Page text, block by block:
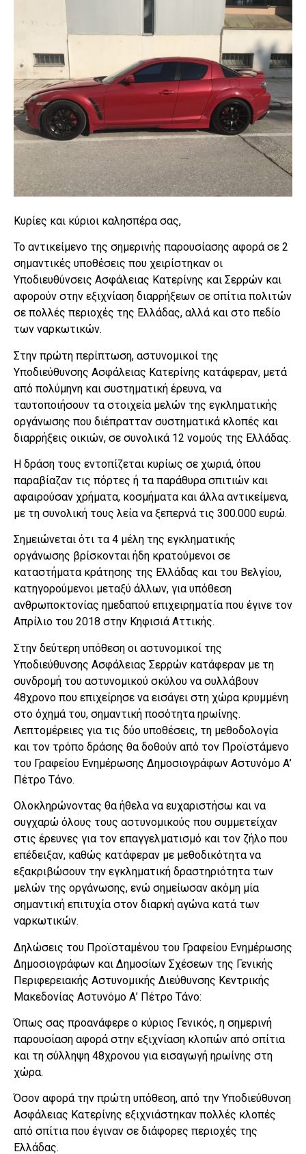
Κυρίες και κύριοι καλησπέρα σας,
Το αντικείμενο της σημερινής παρουσίασης αφορά σε 2
σημαντικές υποθέσεις που χειρίστηκαν οι
Υποδιευθύνσεις Ασφάλειας Κατερίνης και Σερρών και
αφορούν στην εξιχνίαση διαρρήξεων σε σπίτια πολιτών
σε πολλές περιοχές της Ελλάδας, αλλά και στο πεδίο
των ναρκωτικών.
Στην πρώτη περίπτωση, αστυνομικοί της
Υποδιεύθυνσης Ασφάλειας Κατερίνης κατάφεραν, μετά
από πολύμηνη και συστηματική έρευνα, να
ταυτοποιήσουν τα στοιχεία μελών της εγκληματικής
οργάνωσης που διέπρατταν συστηματικά κλοπές και
διαρρήξεις οικιών, σε συνολικά 12 νομούς της Ελλάδας.
Η δράση τους εντοπίζεται κυρίως σε χωριά, όπου
παραβίαζαν τις πόρτες ή τα παράθυρα σπιτιών και
αφαιρούσαν χρήματα, κοσμήματα και άλλα αντικείμενα,
με τη συνολική τους λεία να ξεπερνά τις 300.000 ευρώ.
Σημειώνεται ότι τα 4 μέλη της εγκληματικής
οργάνωσης βρίσκονται ήδη κρατούμενοι σε
καταστήματα κράτησης της Ελλάδας και του Βελγίου,
κατηγορούμενοι μεταξύ άλλων, για υπόθεση
ανθρωποκτονίας ημεδαπού επιχειρηματία που έγινε τον
Απρίλιο του 2018 στην Κηφισιά Αττικής.
Στην δεύτερη υπόθεση οι αστυνομικοί της
Υποδιεύθυνσης Ασφάλειας Σερρών κατάφεραν με τη
συνδρομή του αστυνομικού σκύλου να συλλάβουν
48χρονο που επιχείρησε να εισάγει στη χώρα κρυμμένη
στο όχημά του, σημαντική ποσότητα ηρωίνης.
Λεπτομέρειες για τις δύο υποθέσεις, τη μεθοδολογία
και τον τρόπο δράσης θα δοθούν από τον Προϊστάμενο
του Γραφείου Ενημέρωσης Δημοσιογράφων Αστυνόμο Α’
Πέτρο Τάνο.
Ολοκληρώνοντας θα ήθελα να ευχαριστήσω και να
συγχαρώ όλους τους αστυνομικούς που συμμετείχαν
στις έρευνες για τον επαγγελματισμό και τον ζήλο που
επέδειξαν, καθώς κατάφεραν με μεθοδικότητα να
εξακριβώσουν την εγκληματική δραστηριότητα των
μελών της οργάνωσης, ενώ σημείωσαν ακόμη μία
σημαντική επιτυχία στον διαρκή αγώνα κατά των
ναρκωτικών.
Δηλώσεις του Προϊσταμένου του Γραφείου Ενημέρωσης
Δημοσιογράφων και Δημοσίων Σχέσεων της Γενικής
Περιφερειακής Αστυνομικής Διεύθυνσης Κεντρικής
Μακεδονίας Αστυνόμο Α’ Πέτρο Τάνο:
Όπως σας προανάφερε ο κύριος Γενικός, η σημερινή
παρουσίαση αφορά στην εξιχνίαση κλοπών από σπίτια
και τη σύλληψη 48χρονου για εισαγωγή ηρωίνης στη
χώρα.
Όσον αφορά την πρώτη υπόθεση, από την Υποδιεύθυνση
Ασφάλειας Κατερίνης εξιχνιάστηκαν πολλές κλοπές
από σπίτια που έγιναν σε διάφορες περιοχές της
Ελλάδας.